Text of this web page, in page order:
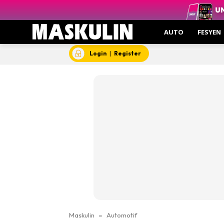
AUTO FESYEN
Login | Register
Maskulin » Automotif